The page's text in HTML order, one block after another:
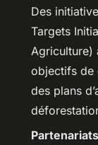
Des
Targets
Agriculture)
objectifs de
des plans